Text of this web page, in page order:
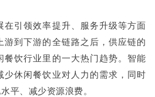
在引领效率提升、服务升级等方面
游到下游的全链路之后，供应链的
餐饮行业里的一大热门趋势。智能
少休闲餐饮业对人力的需求，同时
平、减少资源浪费。